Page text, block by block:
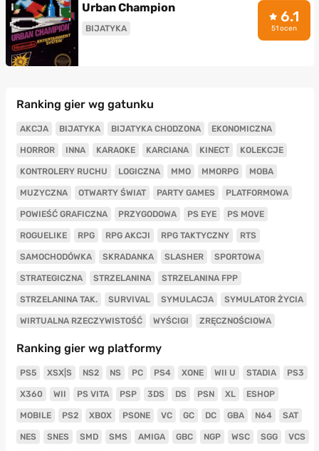
Urban Champion
BIJATYKA
6.1
51 ocen
Ranking gier wg gatunku
AKCJA BIJATYKA BIJATYKA CHODZONA EKONOMICZNA
HORROR INNA KARAOKE KARCIANA KINECT KOLEKCJE
KONTROLERY RUCHU LOGICZNA MMO MMORPG MOBA
MUZYCZNA OTWARTY ŚWIAT PARTY GAMES PLATFORMOWA
POWIEŚĆ GRAFICZNA PRZYGODOWA PS EYE PS MOVE
ROGUELIKE RPG RPG AKCJI RPG TAKTYCZNY RTS
SAMOCHODÓWKA SKRADANKA SLASHER SPORTOWA
STRATEGICZNA STRZELANINA STRZELANINA FPP
STRZELANINA TAK. SURVIVAL SYMULACJA SYMULATOR ŻYCIA
WIRTUALNA RZECZYWISTOŚĆ WYŚCIGI ZRĘCZNOŚCIOWA
Ranking gier wg platformy
PS5 XSX|S NS2 NS PC PS4 XONE WII U STADIA PS3
X360 WII PS VITA PSP 3DS DS PSN XL ESHOP
MOBILE PS2 XBOX PSONE VC GC DC GBA N64 SAT
NES SNES SMD SMS AMIGA GBC NGP WSC SGG VCS